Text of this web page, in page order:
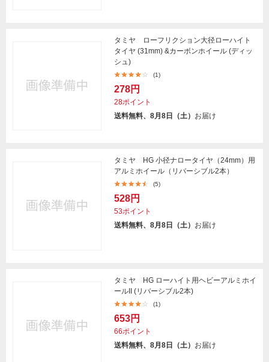
タミヤ ローフリクション大径ローハイト
タイヤ (31mm) &カーボンホイール (ディッ
シュ)
(1)
278円
28ポイント
送料無料、8月8日（土） お届け
タミヤ HG 小径ナロータイヤ（24mm）用
アルミホイール（リバーシブル2本）
(5)
528円
53ポイント
送料無料、8月8日（土） お届け
タミヤ HG ローハイト用ヘビーアルミホイ
ールII (リバーシブル2本)
(1)
653円
66ポイント
送料無料、8月8日（土） お届け